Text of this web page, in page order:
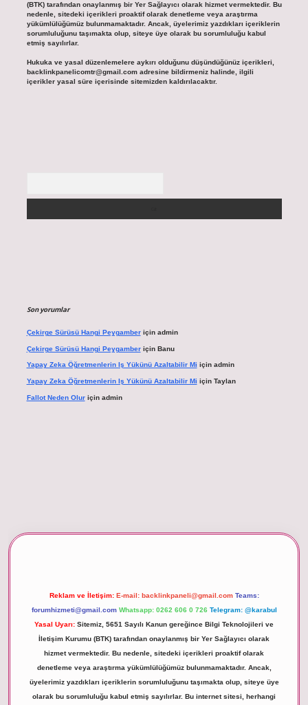
(BTK) tarafından onaylanmış bir Yer Sağlayıcı olarak hizmet vermektedir. Bu
nedenle, sitedeki içerikleri proaktif olarak denetleme veya araştırma
yükümlülüğümüz bulunmamaktadır. Ancak, üyelerimiz yazdıkları içeriklerin
sorumluluğunu taşımakta olup, siteye üye olarak bu sorumluluğu kabul
etmiş sayılırlar.
Hukuka ve yasal düzenlemelere aykırı olduğunu düşündüğünüz içerikleri,
backlinkpanelicomtr@gmail.comadresine bildirmeniz halinde, ilgili
içerikler yasal süre içerisinde sitemizden kaldırılacaktır.
Son yorumlar
Çekirge Sürüsü Hangi Peygamberiçin admin
Çekirge Sürüsü Hangi Peygamberiçin Banu
Yapay Zeka Öğretmenlerin Iş Yükünü Azaltabilir Mi için admin
Yapay Zeka Öğretmenlerin Iş Yükünü Azaltabilir Mi için Taylan
Fallot Neden Oluriçin admin
Reklam ve İletişim: E-mail: backlinkpaneli@gmail.com Teams:
forumhizmeti@gmail.com Whatsapp: 0262 606 0 726 Telegram: @karabul
Yasal Uyarı: Sitemiz, 5651 Sayılı Kanun gereğince Bilgi Teknolojileri ve
İletişim Kurumu (BTK) tarafından onaylanmış bir Yer Sağlayıcı olarak
hizmet vermektedir. Bu nedenle, sitedeki içerikleri proaktif olarak
denetleme veya araştırma yükümlülüğümüz bulunmamaktadır. Ancak,
üyelerimiz yazdıkları içeriklerin sorumluluğunu taşımakta olup, siteye üye
olarak bu sorumluluğu kabul etmiş sayılırlar. Bu internet sitesi, herhangi